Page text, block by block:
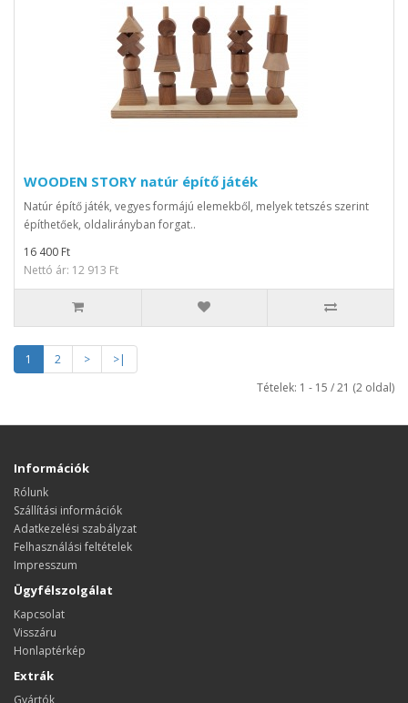
WOODEN STORY natúr építő játék
Natúr építő játék, vegyes formájú elemekből, melyek tetszés szerint
építhetőek, oldalirányban forgat..
16 400 Ft
Nettó ár: 12 913 Ft
1 2 >
>|
Tételek: 1 - 15 / 21 (2 oldal)
Információk
Rólunk
Szállítási információk
Adatkezelési szabályzat
Felhasználási feltételek
Impresszum
Ügyfélszolgálat
Kapcsolat
Visszáru
Honlaptérkép
Extrák
Gyártók